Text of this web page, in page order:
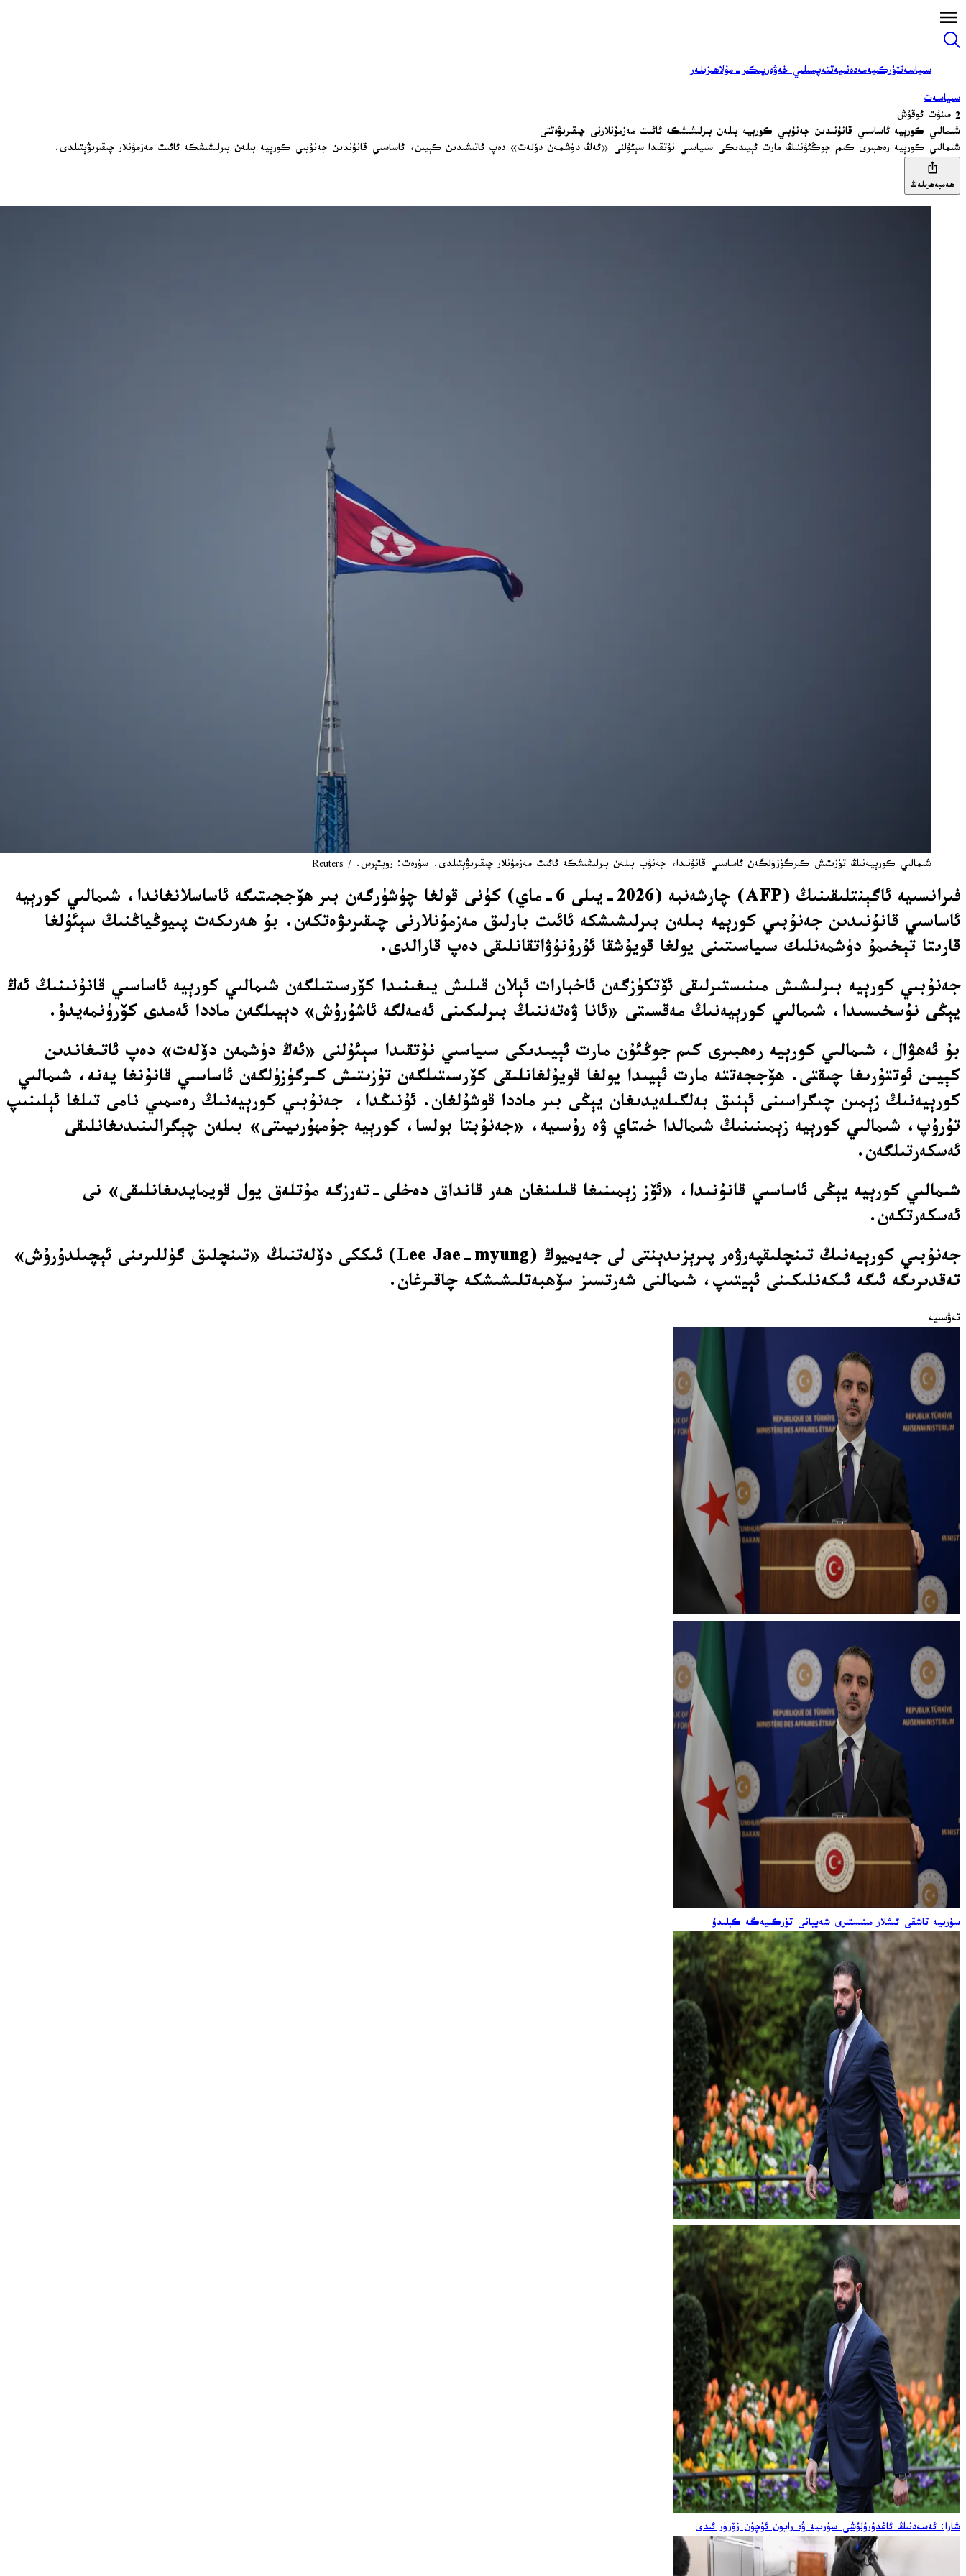
سىياسەتتۈركىيەمەدەنىيەتتەپسىلىي خەۋەرپىكىر-مۇلاھىزىلەر
سىياسەت
2 مىنۇت ئوقۇش
شىمالىي كورېيە ئاساسىي قانۇنىدىن جەنۇبىي كورېيە بىلەن بىرلىشىشكە ئائىت مەزمۇنلارنى چىقىرىۋەتتى
شىمالىي كورېيە رەھبىرى كىم جوڭئۇننىڭ مارت ئېيىدىكى سىياسىي نۇتقىدا سېئۇلنى «ئەڭ دۈشمەن دۆلەت» دەپ ئاتىشىدىن كېيىن، ئاساسىي قانۇندىن جەنۇبىي كورېيە بىلەن بىرلىشىشكە ئائىت مەزمۇنلار چىقىرىۋېتىلدى.
ھەمبەھرىلەڭ
شىمالىي كورېيەنىڭ تۈزىتىش كىرگۈزۈلگەن ئاساسىي قانۇنىدا، جەنۇب بىلەن بىرلىشىشكە ئائىت مەزمۇنلار چىقىرىۋېتىلدى. سۈرەت: رويتېرس. / Reuters
فىرانسىيە ئاگېنتلىقىنىڭ (AFP) چارشەنبە (2026-يىلى 6-ماي) كۈنى قولغا چۈشۈرگەن بىر ھۆججىتىگە ئاساسلانغاندا، شىمالىي كورېيە
ئاساسىي قانۇنىدىن جەنۇبىي كورېيە بىلەن بىرلىشىشكە ئائىت بارلىق مەزمۇنلارنى چىقىرىۋەتكەن. بۇ ھەرىكەت پىيوڭياڭنىڭ سېئۇلغا
قارىتا تېخىمۇ دۈشمەنلىك سىياسىتىنى يولغا قويۇشقا ئۇرۇنۇۋاتقانلىقى دەپ قارالدى.
جەنۇبىي كورېيە بىرلىشىش مىنىستىرلىقى ئۆتكۈزگەن ئاخبارات ئېلان قىلىش يىغىنىدا كۆرسىتىلگەن شىمالىي كورېيە ئاساسىي قانۇنىنىڭ ئەڭ
يېڭى نۇسخىسىدا، شىمالىي كورېيەنىڭ مەقسىتى «ئانا ۋەتەننىڭ بىرلىكىنى ئەمەلگە ئاشۇرۇش» دېيىلگەن ماددا ئەمدى كۆرۈنمەيدۇ.
بۇ ئەھۋال، شىمالىي كورېيە رەھبىرى كىم جوڭئۇن مارت ئېيىدىكى سىياسىي نۇتقىدا سېئۇلنى «ئەڭ دۈشمەن دۆلەت» دەپ ئاتىغاندىن
كېيىن ئوتتۇرىغا چىقتى. ھۆججەتتە مارت ئېيىدا يولغا قويۇلغانلىقى كۆرسىتىلگەن تۈزىتىش كىرگۈزۈلگەن ئاساسىي قانۇنغا يەنە، شىمالىي
كورېيەنىڭ زېمىن چىگراسىنى ئېنىق بەلگىلەيدىغان يېڭى بىر ماددا قوشۇلغان. ئۇنىڭدا، جەنۇبىي كورېيەنىڭ رەسمىي نامى تىلغا ئېلىنىپ
تۇرۇپ، شىمالىي كورېيە زېمىنىنىڭ شىمالدا خىتاي ۋە رۇسىيە، «جەنۇبتا بولسا، كورېيە جۇمھۇرىيىتى» بىلەن چېگرالىنىدىغانلىقى
ئەسكەرتىلگەن.
شىمالىي كورېيە يېڭى ئاساسىي قانۇنىدا، «ئۆز زېمىنىغا قىلىنغان ھەر قانداق دەخلى-تەرزگە مۇتلەق يول قويمايدىغانلىقى» نى
ئەسكەرتكەن.
جەنۇبىي كورېيەنىڭ تىنچلىقپەرۋەر پىرېزىدېنتى لى جەيميوڭ (Lee Jae-myung) ئىككى دۆلەتنىڭ «تىنچلىق گۈللىرىنى ئېچىلدۇرۇش»
تەقدىرىگە ئىگە ئىكەنلىكىنى ئېيتىپ، شىمالنى شەرتسىز سۆھبەتلىشىشكە چاقىرغان.
تەۋسىيە
سۈرىيە تاشقى ئىشلار مىنىستىرى شەيبانى تۈركىيەگە كېلىدۇ
شارا: ئەسەدنىڭ ئاغدۇرۇلۇشى سۈرىيە ۋە رايون ئۈچۈن زۆرۈر ئىدى